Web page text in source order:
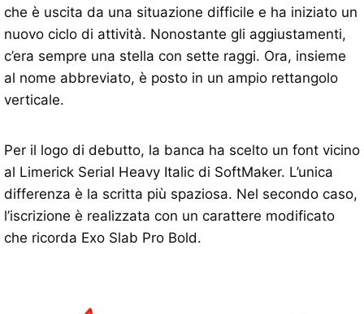
che è uscita da una situazione difficile e ha iniziato un
nuovo ciclo di attività. Nonostante gli aggiustamenti,
c’era sempre una stella con sette raggi. Ora, insieme
al nome abbreviato, è posto in un ampio rettangolo
verticale.
Per il logo di debutto, la banca ha scelto un font vicino
al Limerick Serial Heavy Italic di SoftMaker. L’unica
differenza è la scritta più spaziosa. Nel secondo caso,
l’iscrizione è realizzata con un carattere modificato
che ricorda Exo Slab Pro Bold.